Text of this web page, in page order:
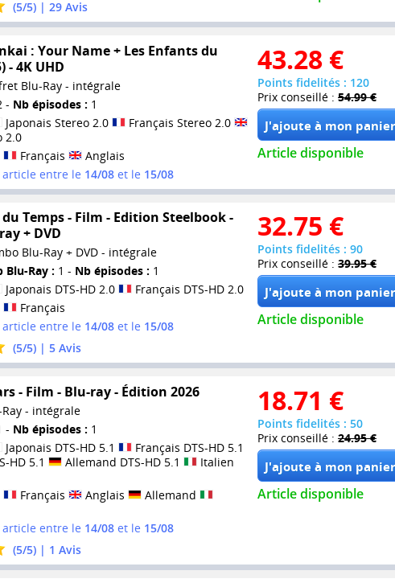
(5/5) | 29Avis
: Your Name + Les Enfants du
- 4K UHD
Blu-Ray - intégrale
- Nb épisodes : 1
Japonais Stereo 2.0
Français Stereo 2.0
2.0
Français
Anglais
article entre le 14/08et le 15/08
43.28 €
Points fidelités : 120
Prix conseillé : 54.99 €
Article disponible
Temps - Film - Edition Steelbook -
+ DVD
Blu-Ray + DVD - intégrale
Blu-Ray : 1 - Nb épisodes : 1
Japonais DTS-HD 2.0
Français DTS-HD 2.0
Français
article entre le 14/08et le 15/08
(5/5) | 5Avis
32.75 €
Points fidelités : 90
Prix conseillé : 39.95 €
Article disponible
- Film - Blu-ray - Édition 2026
- intégrale
- Nb épisodes : 1
Japonais DTS-HD 5.1
Français DTS-HD 5.1
HD 5.1
Allemand DTS-HD 5.1
Italien
Français Anglais
Allemand
article entre le 14/08et le 15/08
(5/5) | 1 Avis
18.71 €
Points fidelités : 50
Prix conseillé : 24.95 €
Article disponible